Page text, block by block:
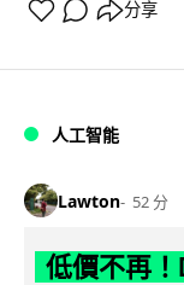
分享
人工智能
Lawton 52 分
低價不再